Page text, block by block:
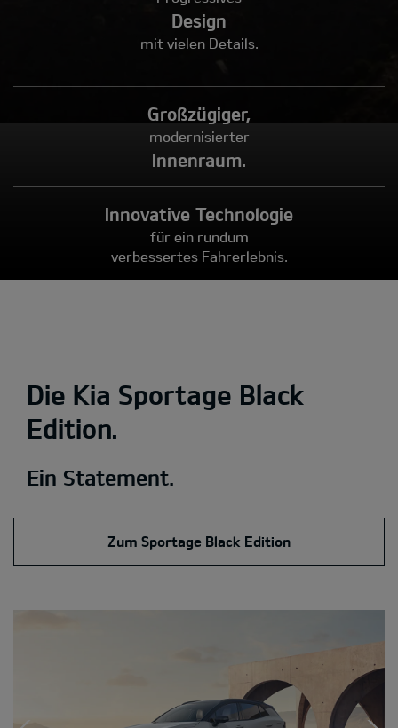
Design
mit vielen Details.
Großzügiger,
modernisierter
Innenraum.
Innovative Technologie
für ein rundum
verbessertes Fahrerlebnis.
Die Kia Sportage Black
Edition.
Ein Statement.
Zum Sportage Black Edition